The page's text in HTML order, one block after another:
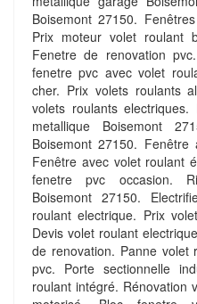
Boisemont 27150.
Prix moteur volet roulant
Fenetre de renovation
fenetre pvc avec volet
cher. Prix volets roulants
volets roulants
metallique Boisemont
Boisemont 27150.
Fenêtre avec volet roulant
fenetre pvc occasion.
Boisemont 27150.
roulant electrique. Prix
Devis volet roulant
de renovation. Panne volet
pvc. Porte sectionnelle
roulant intégré. Rénovation